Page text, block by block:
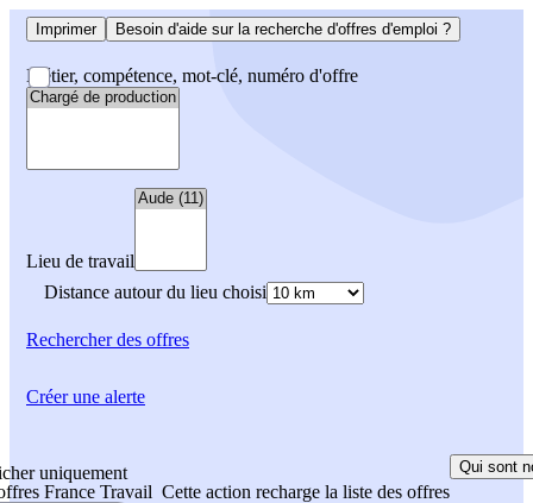
Imprimer Besoin d'aide sur la recherche d'offres d'emploi ?
Métier, compétence, mot-clé, numéro d'offre
Lieu de travail
Distance autour du lieu choisi
Rechercherdes offres
uniquement
France Travail Cette action recharge la liste des offres
Qui sont
Créer une alerte